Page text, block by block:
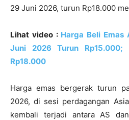
29 Juni 2026, turun Rp18.000
Lihat video : Harga Beli Emas
Juni 2026 Turun Rp15.000;
Rp18.000
Harga emas bergerak turun
2026, di sesi perdagangan
kembali terjadi antara AS